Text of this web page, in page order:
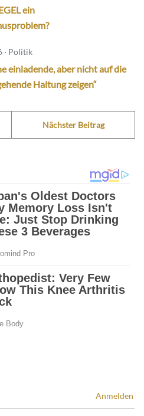
ein
· Politik
einladende, aber nicht auf die
Haltung zeigen“
Nächster Beitrag
Anmelden